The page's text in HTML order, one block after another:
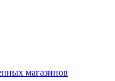
магазинов